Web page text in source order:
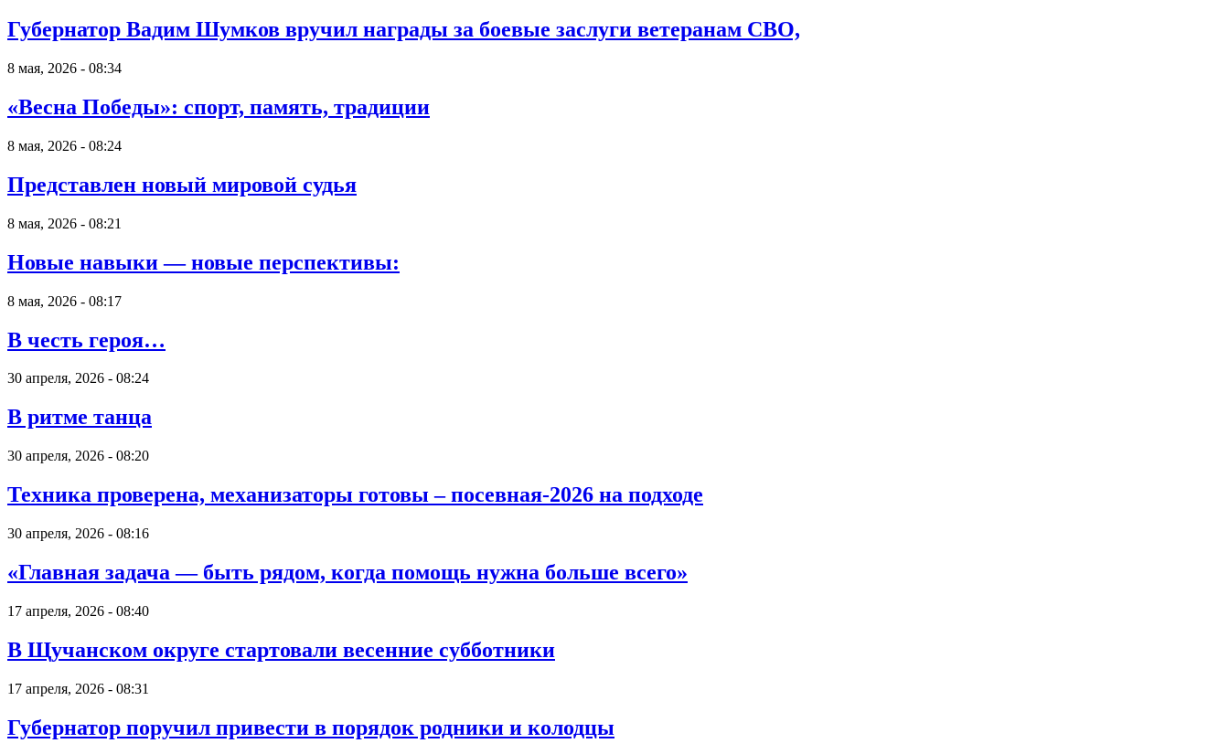
Губернатор Вадим Шумков вручил награды за боевые заслуги ветеранам СВО,
8 мая, 2026 - 08:34
«Весна Победы»: спорт, память, традиции
8 мая, 2026 - 08:24
Представлен новый мировой судья
8 мая, 2026 - 08:21
Новые навыки — новые перспективы:
8 мая, 2026 - 08:17
В честь героя…
30 апреля, 2026 - 08:24
В ритме танца
30 апреля, 2026 - 08:20
Техника проверена, механизаторы готовы – посевная-2026 на подходе
30 апреля, 2026 - 08:16
«Главная задача — быть рядом, когда помощь нужна больше всего»
17 апреля, 2026 - 08:40
В Щучанском округе стартовали весенние субботники
17 апреля, 2026 - 08:31
Губернатор поручил привести в порядок родники и колодцы